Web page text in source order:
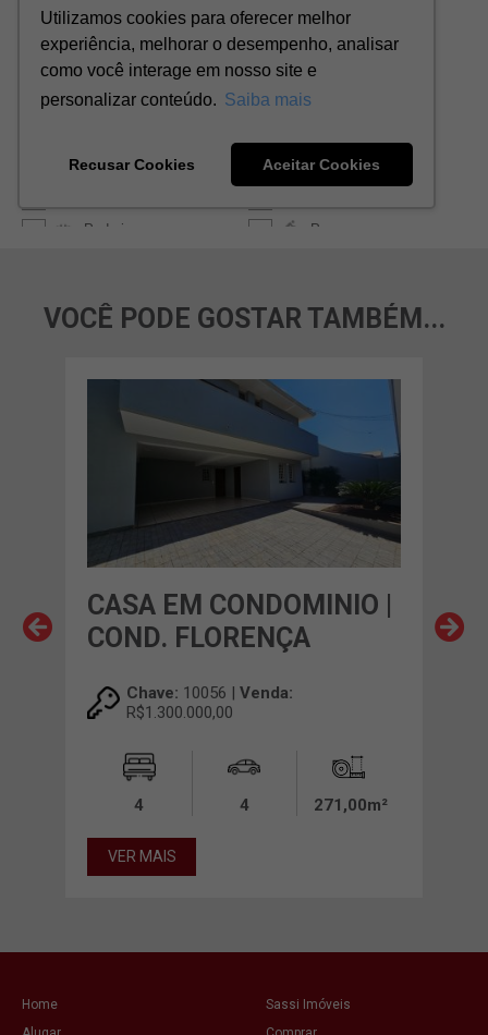
VOCÊ PODE GOSTAR TAMBÉM...
|
CASA EM CONDOMINIO |
COND. FLORENÇA
Chave: 10056 | Venda:
R$1.300.000,00
4 4 271,00m²
VER MAIS
Home
Sassi Imóveis